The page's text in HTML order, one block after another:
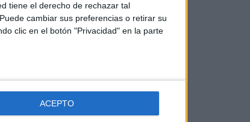
tiene el derecho de rechazar tal
cambiar sus preferencias o retirar su
clic en el botón "Privacidad" en la parte
ACEPTO
y
docentes, y